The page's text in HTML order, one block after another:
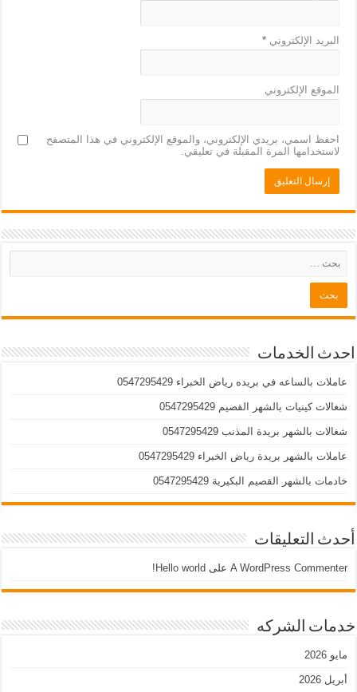
البريد الإلكتروني*
الموقع الإلكتروني
احفظ اسمي، بريدي الإلكتروني، والموقع الإلكتروني في هذا المتصفح
لاستخدامها المرة المقبلة في تعليقي.
احدث الخدمات
عاملات بالساعه في بريده رياض الخبراء 0547295429
شغالات كينيات بالشهر القصيم 0547295429
شغالات بالشهر بريدة المذنب 0547295429
عاملات بالشهر بريدة رياض الخبراء 0547295429
خادمات بالشهر القصيم البكيرية 0547295429
أحدث التعليقات
A WordPress Commenter على Hello world!
خدمات الشركه
مايو 2026
أبريل 2026